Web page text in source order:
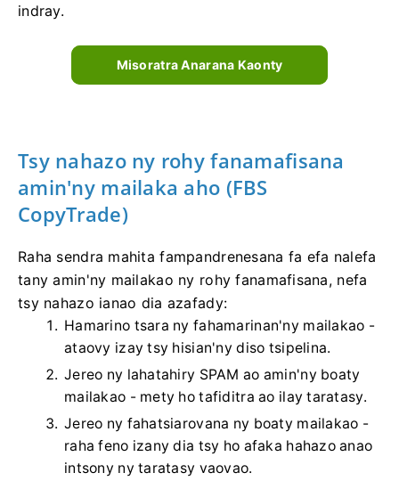
indray.
Misoratra Anarana Kaonty
Tsy nahazo ny rohy fanamafisana
amin'ny mailaka aho (FBS
CopyTrade)
Raha sendra mahita fampandrenesana fa efa nalefa
tany amin'ny mailakao ny rohy fanamafisana, nefa
tsy nahazo ianao dia azafady:
Hamarino tsara ny fahamarinan'ny mailakao -
ataovy izay tsy hisian'ny diso tsipelina.
Jereo ny lahatahiry SPAM ao amin'ny boaty
mailakao - mety ho tafiditra ao ilay taratasy.
Jereo ny fahatsiarovana ny boaty mailakao -
raha feno izany dia tsy ho afaka hahazo anao
intsony ny taratasy vaovao.